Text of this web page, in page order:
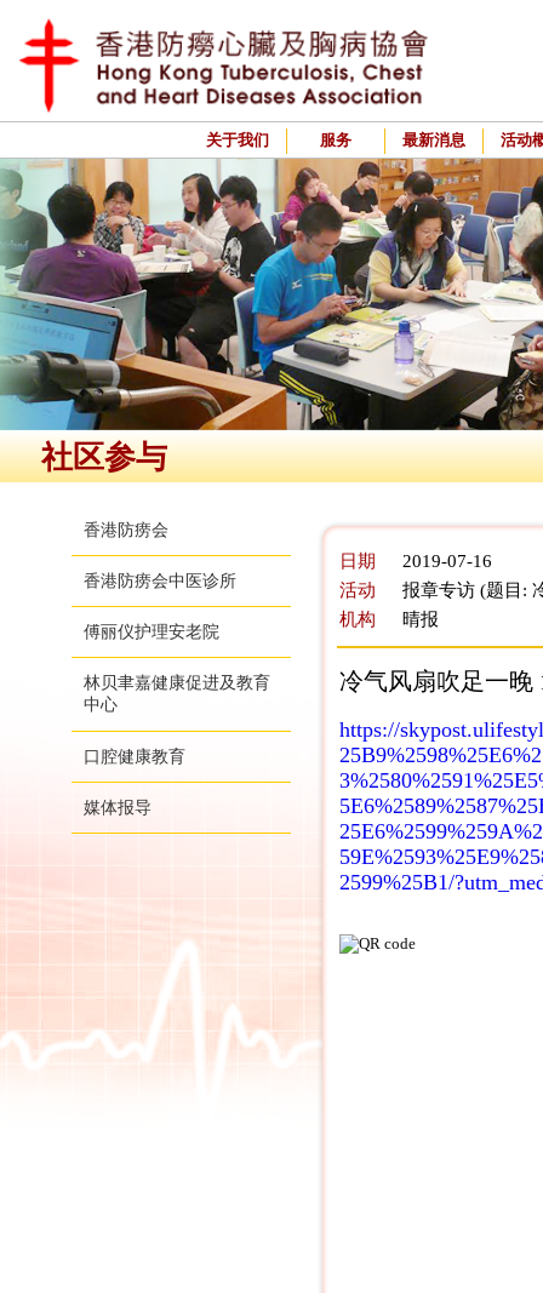
关于我们 服务 最新消息 活动
社区参与
香港防痨会
香港防痨会中医诊所
傅丽仪护理安老院
林贝聿嘉健康促进及教育
中心
口腔健康教育
媒体报导
日期
2019-07-16
活动
报章专访 (题目:
机构
晴报
冷气风扇吹足一晚
https://
2599%25B1/